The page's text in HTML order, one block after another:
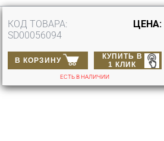
КОД ТОВАРА:
SD00056094
ЦЕНА:
В КОРЗИНУ
КУПИТЬ В
1 КЛИК
ЕСТЬ В НАЛИЧИИ